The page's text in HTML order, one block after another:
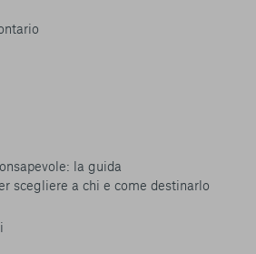
la guida
scegliere a chi e come destinarlo